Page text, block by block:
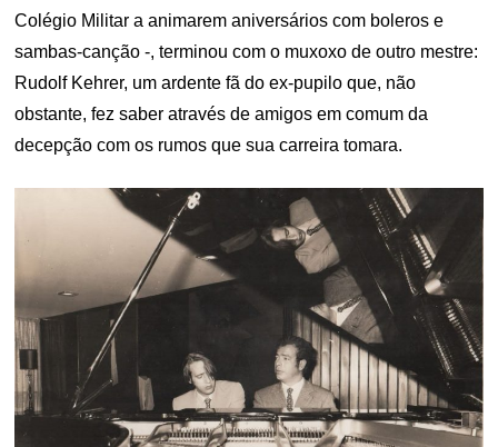
Colégio Militar a animarem aniversários com boleros e
sambas-canção -, terminou com o muxoxo de outro mestre:
Rudolf Kehrer, um ardente fã do ex-pupilo que, não
obstante, fez saber através de amigos em comum da
decepção com os rumos que sua carreira tomara.